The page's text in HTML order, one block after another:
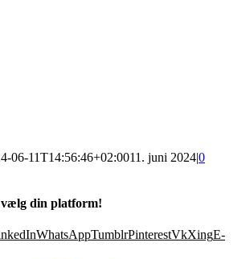
06-11T14:56:46+02:0011. juni 2024|0
vælg din platform!
WhatsAppTumblrPinterestVkXingE-